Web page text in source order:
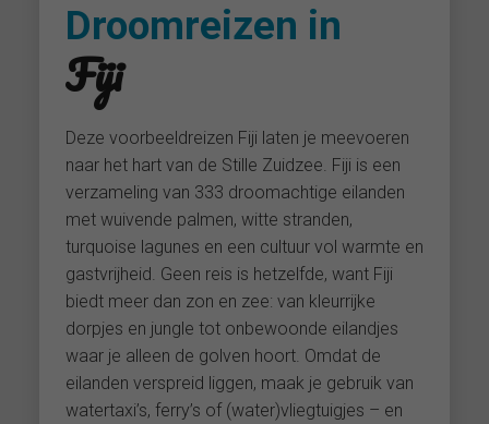
Droomreizen in
Fiji
Deze voorbeeldreizen Fiji laten je meevoeren
naar het hart van de Stille Zuidzee. Fiji is een
verzameling van 333 droomachtige eilanden
met wuivende palmen, witte stranden,
turquoise lagunes en een cultuur vol warmte en
gastvrijheid. Geen reis is hetzelfde, want Fiji
biedt meer dan zon en zee: van kleurrijke
dorpjes en jungle tot onbewoonde eilandjes
waar je alleen de golven hoort. Omdat de
eilanden verspreid liggen, maak je gebruik van
watertaxi’s, ferry’s of (water)vliegtuigjes – en